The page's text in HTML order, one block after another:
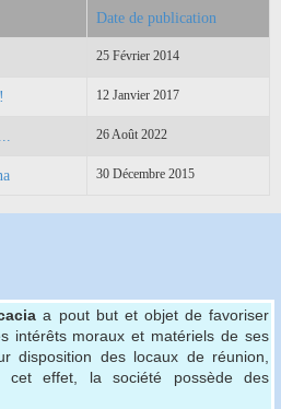
Date de publication
25 Février 2014
12 Janvier 2017
26 Août 2022
30 Décembre 2015
a pout but et objet de favoriser
intérêts moraux et matériels de ses
disposition des locaux de réunion,
cet effet, la société possède des